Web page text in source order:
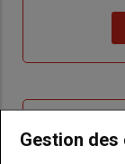
de
me
titre
TITRE
Gestion des